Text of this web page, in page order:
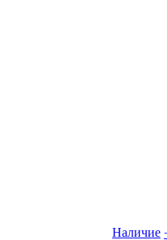
Наличие